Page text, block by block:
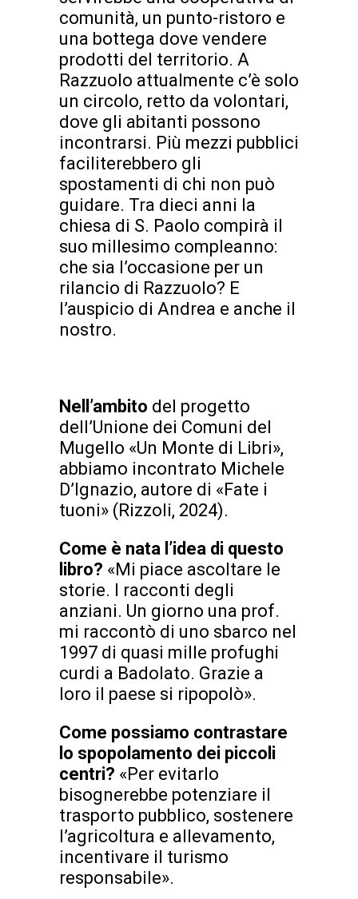
comunità, un punto-ristoro e
una bottega dove vendere
prodotti del territorio. A
Razzuolo attualmente c’è solo
un circolo, retto da volontari,
dove gli abitanti possono
incontrarsi. Più mezzi pubblici
faciliterebbero gli
spostamenti di chi non può
guidare. Tra dieci anni la
chiesa di S. Paolo compirà il
suo millesimo compleanno:
che sia l’occasione per un
rilancio di Razzuolo? E
l’auspicio di Andrea e anche il
nostro.
Nell’ambito del progetto
dell’Unione dei Comuni del
Mugello «Un Monte di Libri»,
abbiamo incontrato Michele
D’Ignazio, autore di «Fate i
tuoni» (Rizzoli, 2024).
Come è nata l’idea di questo
libro? «Mi piace ascoltare le
storie. I racconti degli
anziani. Un giorno una prof.
mi raccontò di uno sbarco nel
1997 di quasi mille profughi
curdi a Badolato. Grazie a
loro il paese si ripopolò».
Come possiamo contrastare
lo spopolamento dei piccoli
centri? «Per evitarlo
bisognerebbe potenziare il
trasporto pubblico, sostenere
l’agricoltura e allevamento,
incentivare il turismo
responsabile».